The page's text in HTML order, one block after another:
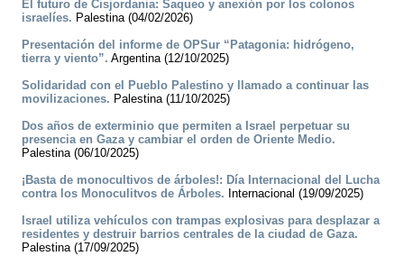
El futuro de Cisjordania: Saqueo y anexión por los colonos
israelíes. Palestina (04/02/2026)
Presentación del informe de OPSur “Patagonia: hidrógeno,
tierra y viento”. Argentina (12/10/2025)
Solidaridad con el Pueblo Palestino y llamado a continuar las
movilizaciones. Palestina (11/10/2025)
Dos años de exterminio que permiten a Israel perpetuar su
presencia en Gaza y cambiar el orden de Oriente Medio.
Palestina (06/10/2025)
¡Basta de monocultivos de árboles!: Día Internacional del Lucha
contra los Monoculitvos de Árboles. Internacional (19/09/2025)
Israel utiliza vehículos con trampas explosivas para desplazar a
residentes y destruir barrios centrales de la ciudad de Gaza.
Palestina (17/09/2025)